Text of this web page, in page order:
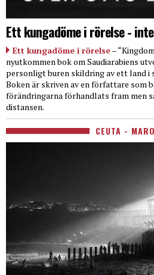
Ett kungadöme i rörelse -
Ett kungadöme i rörelse–
nyutkommen bok om Saudiarabiens
personligt buren skildring av ett land
Boken är skriven av en författare som
förändringarna förhandlats fram men
distansen.
CEUTA -